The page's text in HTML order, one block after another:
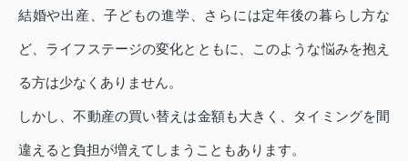
結婚や出産、子どもの進学、さらには定年後の暮らし方な
ど、ライフステージの変化とともに、このような悩みを抱え
る方は少なくありません。
しかし、不動産の買い替えは金額も大きく、タイミングを間
違えると負担が増えてしまうこともあります。